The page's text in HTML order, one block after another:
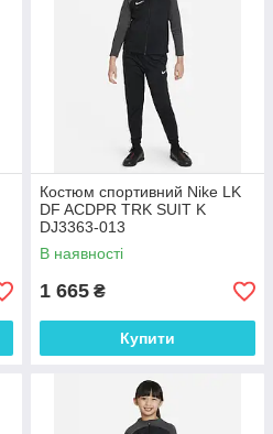
Костюм спортивний Nike LK
DF ACDPR TRK SUIT K
DJ3363-013
В наявності
1 665 ₴
Купити